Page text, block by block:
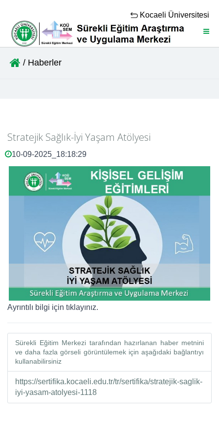
Kocaeli Üniversitesi
/ Haberler
Stratejik Sağlık-İyi Yaşam Atölyesi
10-09-2025_18:18:29
Ayrıntılı bilgi için tıklayınız.
Sürekli Eğitim Merkezi tarafından hazırlanan haber metnini
ve daha fazla görseli görüntülemek için aşağıdaki bağlantıyı
kullanabilirsiniz
https://sertifika.kocaeli.edu.tr/tr/sertifika/stratejik-saglik-
iyi-yasam-atolyesi-1118